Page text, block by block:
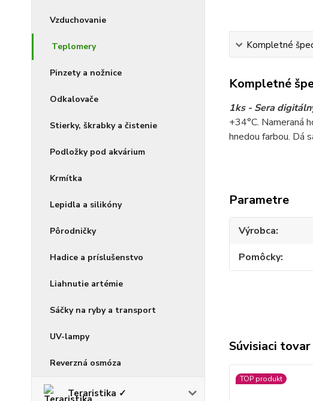
Vzduchovanie
Teplomery
Pinzety a nožnice
Odkalovače
Stierky, škrabky a čistenie
Podložky pod akvárium
Krmítka
Lepidla a silikóny
Pôrodničky
Hadice a príslušenstvo
Liahnutie artémie
Sáčky na ryby a transport
UV-lampy
Reverzná osmóza
Teraristika ✓
Kompletné
Kompletné
1ks - Sera
+34°C. Nameraná
hnedou farbou. Dá
Parametre
Výrobca
Pomôcky
Súvisiaci tovar
TOP produkt